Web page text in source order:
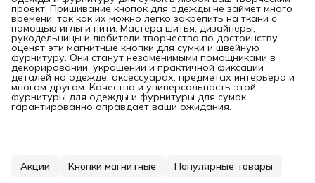
проект. Пришивание кнопок для одежды не займет много
времени, так как их можно легко закрепить на ткани с
помощью иглы и нити. Мастера шитья, дизайнеры,
рукодельницы и любители творчества по достоинству
оценят эти магнитные кнопки для сумки и швейную
фурнитуру. Они станут незаменимыми помощниками в
декорировании, украшении и практичной фиксации
деталей на одежде, аксессуарах, предметах интерьера и
многом другом. Качество и универсальность этой
фурнитуры для одежды и фурнитуры для сумок
гарантированно оправдает ваши ожидания.
Акции Кнопки магнитные Популярные товары